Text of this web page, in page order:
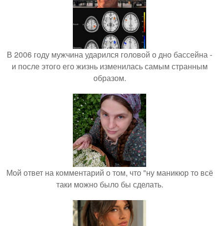
В 2006 году мужчина ударился головой о дно бассейна -
и после этого его жизнь изменилась самым странным
образом.
Мой ответ на комментарий о том, что "ну маникюр то всё
таки можно было бы сделать.